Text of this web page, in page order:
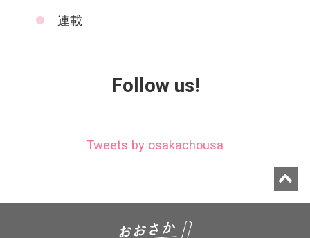
連載
Follow us!
Tweets by osakachousa